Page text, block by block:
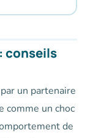
conseils
un partenaire
comme un choc
de